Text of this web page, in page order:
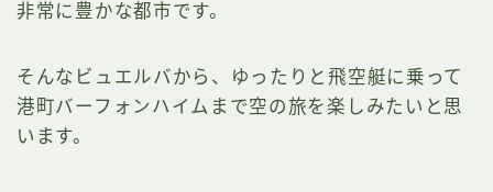
非常に豊かな都市です。
そんなビュエルバから、ゆったりと飛空艇に乗って
港町バーフォンハイムまで空の旅を楽しみたいと思
います。